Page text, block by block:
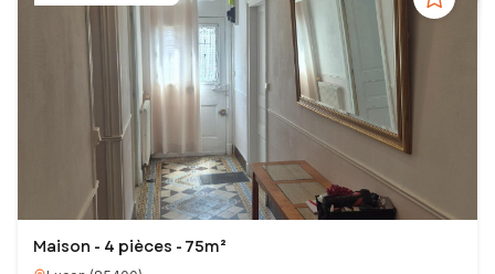
Maison - 4 pièces - 75m²